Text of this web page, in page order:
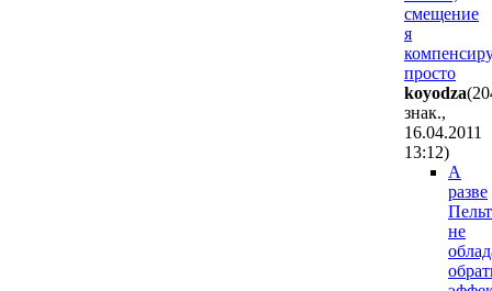
смещение
я
просто
koyodza
знак.,
16.04.2011
13:12)
А
разве
не